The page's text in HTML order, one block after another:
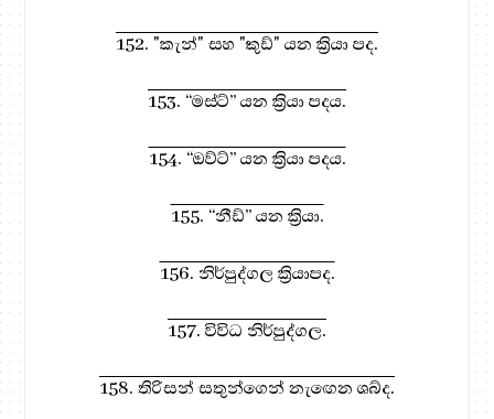
152. "කැන්" සහ "කුඩ්" යන ක්‍රියා පද.
153. “මස්ට්” යන ක්‍රියා පදය.
154. “ඔව්ට්” යන ක්‍රියා පදය.
155. “නීඩ්” යන ක්‍රියා.
156. නිර්පුද්ගල ක්‍රියාපද.
157. විවිධ නිර්පුද්ගල.
158. තිරිසන් සතුන්ගෙන් නැඟෙන ශබ්ද.